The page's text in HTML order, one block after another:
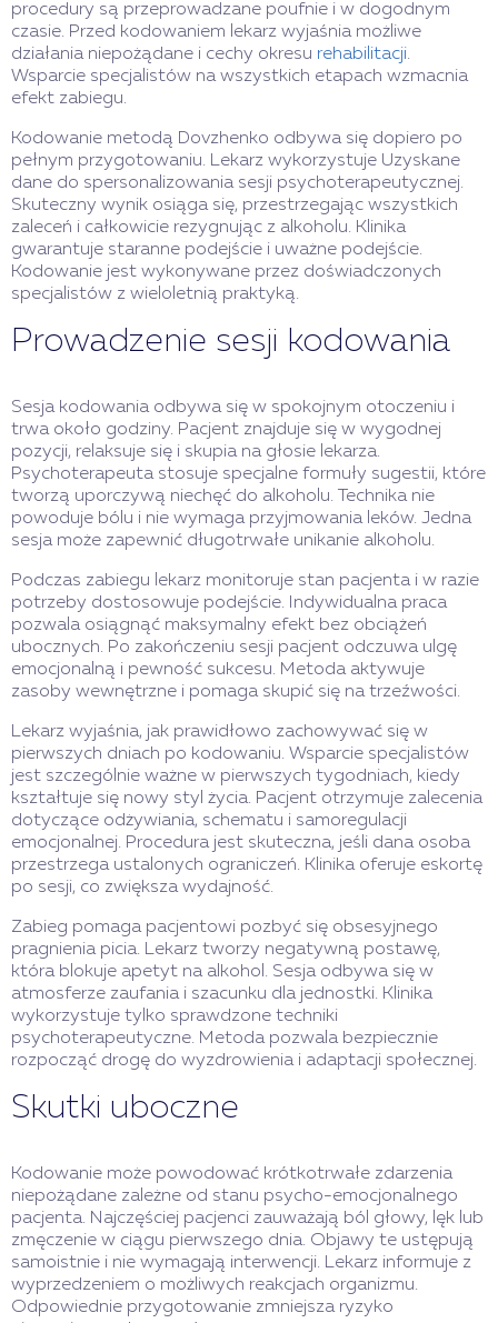
procedury są przeprowadzane poufnie i w dogodnym
czasie. Przed kodowaniem lekarz wyjaśnia możliwe
działania niepożądane i cechy okresu rehabilitacji.
Wsparcie specjalistów na wszystkich etapach wzmacnia
efekt zabiegu.
Kodowanie metodą Dovzhenko odbywa się dopiero po
pełnym przygotowaniu. Lekarz wykorzystuje Uzyskane
dane do spersonalizowania sesji psychoterapeutycznej.
Skuteczny wynik osiąga się, przestrzegając wszystkich
zaleceń i całkowicie rezygnując z alkoholu. Klinika
gwarantuje staranne podejście i uważne podejście.
Kodowanie jest wykonywane przez doświadczonych
specjalistów z wieloletnią praktyką.
Prowadzenie sesji kodowania
Sesja kodowania odbywa się w spokojnym otoczeniu i
trwa około godziny. Pacjent znajduje się w wygodnej
pozycji, relaksuje się i skupia na głosie lekarza.
Psychoterapeuta stosuje specjalne formuły sugestii, które
tworzą uporczywą niechęć do alkoholu. Technika nie
powoduje bólu i nie wymaga przyjmowania leków. Jedna
sesja może zapewnić długotrwałe unikanie alkoholu.
Podczas zabiegu lekarz monitoruje stan pacjenta i w razie
potrzeby dostosowuje podejście. Indywidualna praca
pozwala osiągnąć maksymalny efekt bez obciążeń
ubocznych. Po zakończeniu sesji pacjent odczuwa ulgę
emocjonalną i pewność sukcesu. Metoda aktywuje
zasoby wewnętrzne i pomaga skupić się na trzeźwości.
Lekarz wyjaśnia, jak prawidłowo zachowywać się w
pierwszych dniach po kodowaniu. Wsparcie specjalistów
jest szczególnie ważne w pierwszych tygodniach, kiedy
kształtuje się nowy styl życia. Pacjent otrzymuje zalecenia
dotyczące odżywiania, schematu i samoregulacji
emocjonalnej. Procedura jest skuteczna, jeśli dana osoba
przestrzega ustalonych ograniczeń. Klinika oferuje eskortę
po sesji, co zwiększa wydajność.
Zabieg pomaga pacjentowi pozbyć się obsesyjnego
pragnienia picia. Lekarz tworzy negatywną postawę,
która blokuje apetyt na alkohol. Sesja odbywa się w
atmosferze zaufania i szacunku dla jednostki. Klinika
wykorzystuje tylko sprawdzone techniki
psychoterapeutyczne. Metoda pozwala bezpiecznie
rozpocząć drogę do wyzdrowienia i adaptacji społecznej.
Skutki uboczne
Kodowanie może powodować krótkotrwałe zdarzenia
niepożądane zależne od stanu psycho-emocjonalnego
pacjenta. Najczęściej pacjenci zauważają ból głowy, lęk lub
zmęczenie w ciągu pierwszego dnia. Objawy te ustępują
samoistnie i nie wymagają interwencji. Lekarz informuje z
wyprzedzeniem o możliwych reakcjach organizmu.
Odpowiednie przygotowanie zmniejsza ryzyko